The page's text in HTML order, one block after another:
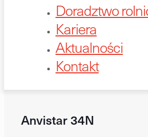
Doradztwo
Kariera
Aktualności
Kontakt
Anvistar 34N